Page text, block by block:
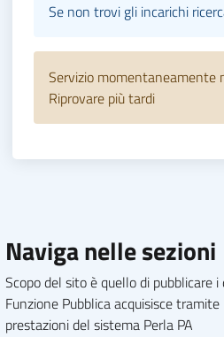
Se non trovi gli incarichi
Servizio momentaneamente
Riprovare più tardi
Naviga nelle sezioni
Scopo del sito è quello di pubblicare
Funzione Pubblica acquisisce
prestazioni del sistema Perla PA